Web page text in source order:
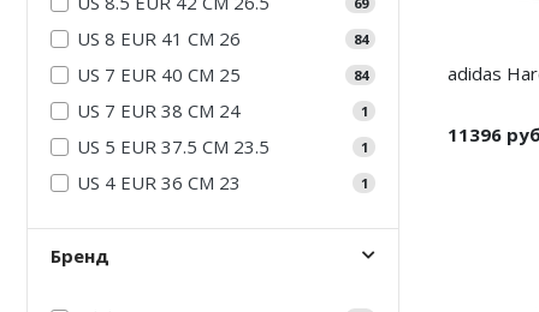
US 8 EUR 41 CM 26 84
US 7 EUR 40 CM 25 84
US 7 EUR 38 CM 24 1
US 5 EUR 37.5 CM 23.5 1
US 4 EUR 36 CM 23 1
Бренд
adidas
11396 руб
Air Jordan 5
Air Jordan 6
Air Jordan 7
Air Jordan 10
Air Jordan 11
Nike Air Deldon
Nike Sabrina
Nike A’ja
Nike ST
Nike GT